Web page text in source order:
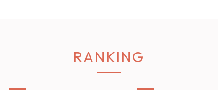
RANKING